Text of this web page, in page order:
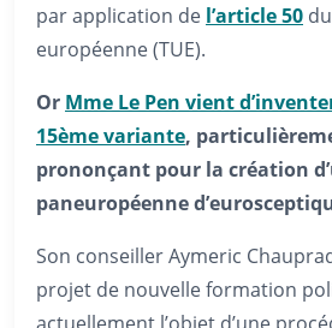
par application de l’article 50
européenne (TUE).
Or Mme Le Pen vient
15ème variante,
prononçant pour la création
paneuropéenne
Son conseiller Aymeric
projet de nouvelle formation